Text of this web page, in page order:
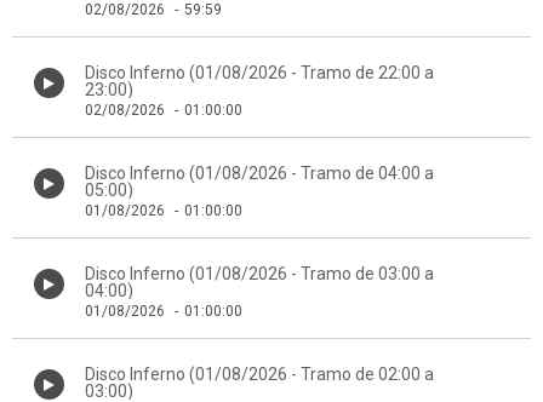
02/08/2026 - 59:59
Disco Inferno (01/08/2026 - Tramo de 22:00 a
23:00)
02/08/2026 - 01:00:00
Disco Inferno (01/08/2026 - Tramo de 04:00 a
05:00)
01/08/2026 - 01:00:00
Disco Inferno (01/08/2026 - Tramo de 03:00 a
04:00)
01/08/2026 - 01:00:00
Disco Inferno (01/08/2026 - Tramo de 02:00 a
03:00)